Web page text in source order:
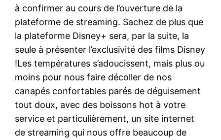
à confirmer au cours de l’ouverture de la
plateforme de streaming. Sachez de plus que
la plateforme Disney+ sera, par la suite, la
seule à présenter l’exclusivité des films Disney
!Les températures s’adoucissent, mais plus ou
moins pour nous faire décoller de nos
canapés confortables parés de déguisement
tout doux, avec des boissons hot à votre
service et particulièrement, un site internet
de streaming qui nous offre beaucoup de